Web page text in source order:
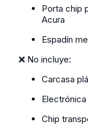
Porta chip
Acura
Espadín
❌ No incluye:
Carcasa
Electrónica
Chip